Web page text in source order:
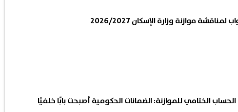
موازنة وزارة الإسكان 2026/2027
الختامي للموازنة: الضمانات الحكومية أصبحت بابًا خلفيًا